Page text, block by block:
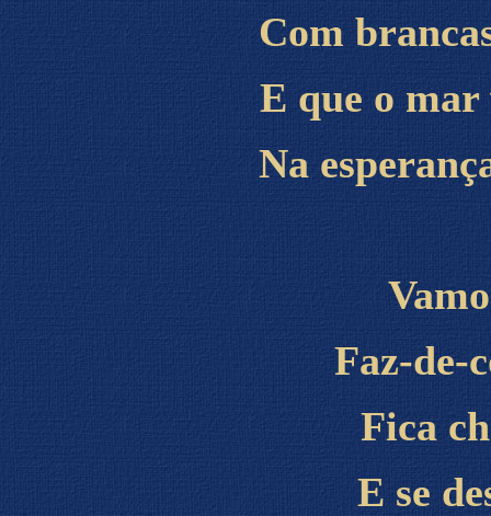
Com
E que o
Na
Faz-de-
Fica
E se